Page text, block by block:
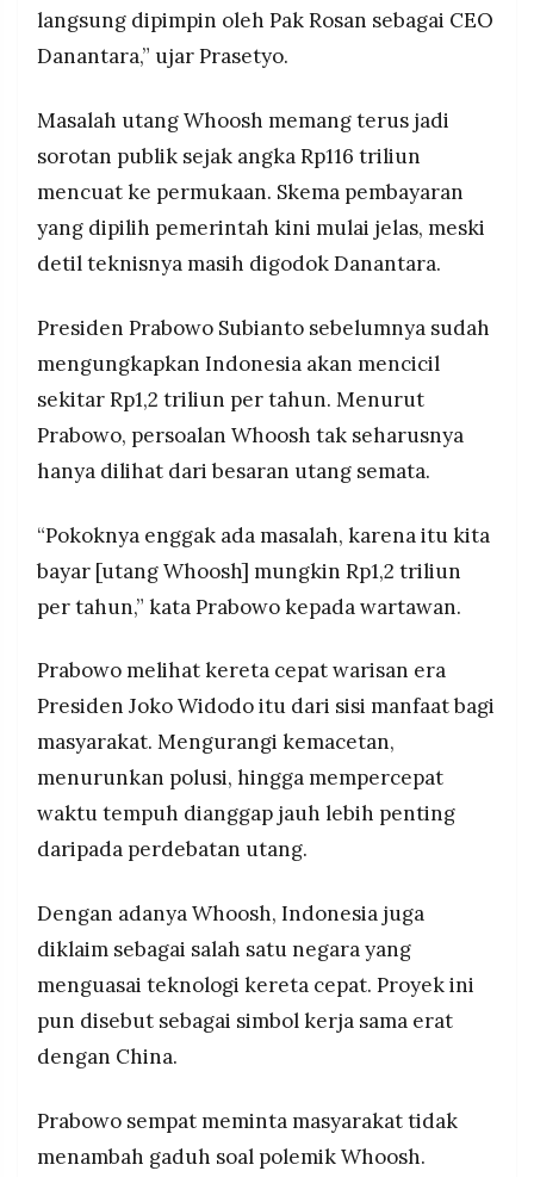
langsung dipimpin oleh Pak Rosan sebagai CEO
Danantara,” ujar Prasetyo.
Masalah utang Whoosh memang terus jadi
sorotan publik sejak angka Rp116 triliun
mencuat ke permukaan. Skema pembayaran
yang dipilih pemerintah kini mulai jelas, meski
detil teknisnya masih digodok Danantara.
Presiden Prabowo Subianto sebelumnya sudah
mengungkapkan Indonesia akan mencicil
sekitar Rp1,2 triliun per tahun. Menurut
Prabowo, persoalan Whoosh tak seharusnya
hanya dilihat dari besaran utang semata.
“Pokoknya enggak ada masalah, karena itu kita
bayar [utang Whoosh] mungkin Rp1,2 triliun
per tahun,” kata Prabowo kepada wartawan.
Prabowo melihat kereta cepat warisan era
Presiden Joko Widodo itu dari sisi manfaat bagi
masyarakat. Mengurangi kemacetan,
menurunkan polusi, hingga mempercepat
waktu tempuh dianggap jauh lebih penting
daripada perdebatan utang.
Dengan adanya Whoosh, Indonesia juga
diklaim sebagai salah satu negara yang
menguasai teknologi kereta cepat. Proyek ini
pun disebut sebagai simbol kerja sama erat
dengan China.
Prabowo sempat meminta masyarakat tidak
menambah gaduh soal polemik Whoosh.